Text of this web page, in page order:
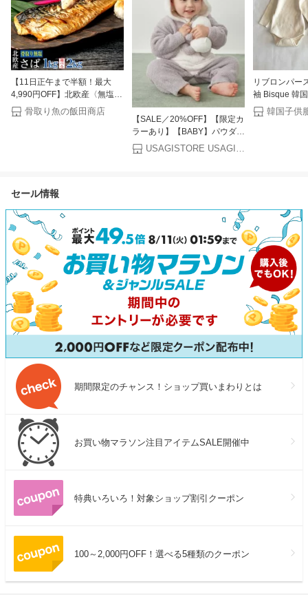
【11日正午まで半額！最大
4,990円OFF】北欧産〈無塩〉
訳あり 骨取り さば（選べる
1kg・2kg）｜骨なし 骨抜き
骨取り魚の飯田商店
【SALE／20%OFF】【限定カ
ラーあり】【BABY】パウダー
アニマルロンパース gelato
pique ジェラートピケ マタニ
USAGISTORE USAGIONLINE公式ストア
リブロンパー
袖 Bisque 韓
キッズ ベビー
女の子 ナチュ
セール情報
期間限定のチャンス！ショップ買いまわりとは
お買い物マラソン注目アイテムSALE開催中
特典いろいろ！対象ショップ割引クーポン
100～2,000円OFF！選べる5種類のクーポン